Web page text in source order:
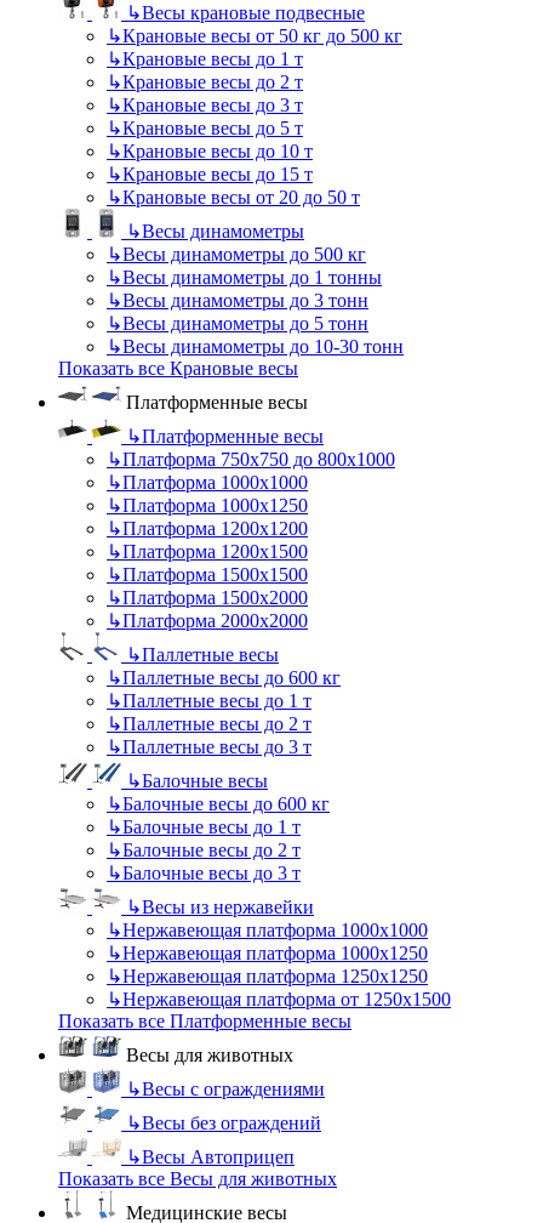
↳Весы крановые подвесные
↳Крановые весы от 50 кг до 500 кг
↳Крановые весы до 1 т
↳Крановые весы до 2 т
↳Крановые весы до 3 т
↳Крановые весы до 5 т
↳Крановые весы до 10 т
↳Крановые весы до 15 т
↳Крановые весы от 20 до 50 т
↳Весы динамометры
↳Весы динамометры до 500 кг
↳Весы динамометры до 1 тонны
↳Весы динамометры до 3 тонн
↳Весы динамометры до 5 тонн
↳Весы динамометры до 10-30 тонн
Показать все Крановые весы
Платформенные весы
↳Платформенные весы
↳Платформа 750х750 до 800х1000
↳Платформа 1000х1000
↳Платформа 1000х1250
↳Платформа 1200х1200
↳Платформа 1200х1500
↳Платформа 1500х1500
↳Платформа 1500х2000
↳Платформа 2000х2000
↳Паллетные весы
↳Паллетные весы до 600 кг
↳Паллетные весы до 1 т
↳Паллетные весы до 2 т
↳Паллетные весы до 3 т
↳Балочные весы
↳Балочные весы до 600 кг
↳Балочные весы до 1 т
↳Балочные весы до 2 т
↳Балочные весы до 3 т
↳Весы из нержавейки
↳Нержавеющая платформа 1000х1000
↳Нержавеющая платформа 1000х1250
↳Нержавеющая платформа 1250х1250
↳Нержавеющая платформа от 1250х1500
Показать все Платформенные весы
Весы для животных
↳Весы с ограждениями
↳Весы без ограждений
↳Весы Автоприцеп
Показать все Весы для животных
Медицинские весы